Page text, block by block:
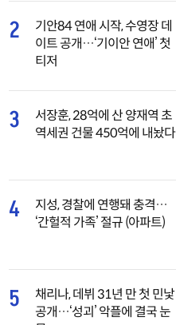
2
기안84 연애 시작, 수영장 데
이트 공개…‘기이안 연애’ 첫
티저
3
서장훈, 28억에 산 양재역 초
역세권 건물 450억에 내놨다
4
지성, 경찰에 연행돼 충격…
‘간헐적 가족’ 절규 (아파트)
5
채리나, 데뷔 31년 만 첫 민낯
공개…‘성괴’ 악플에 결국 눈